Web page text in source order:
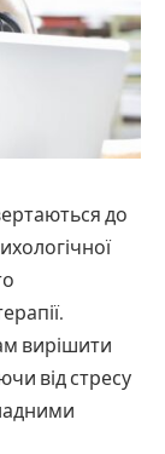
до
вирішити
від стресу